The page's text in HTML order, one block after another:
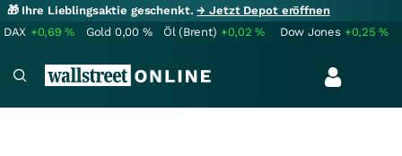
🎁 Ihre Lieblingsaktie geschenkt.→ Jetzt Depot eröffnen
DAX +0,69% Gold 0,00 % Öl (Brent) +0,02% Dow Jones +0,25%